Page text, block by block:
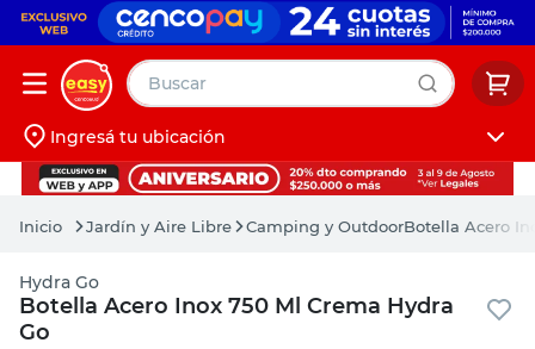
Buscar
Iniciá sesión
Ingresá tu ubicación
Jardín y Aire Libre Camping y OutdoorBotella Acero
Hydra Go
Botella Acero Inox 750 Ml Crema Hydra
Go
muebles
pintura
escritorio
puertas